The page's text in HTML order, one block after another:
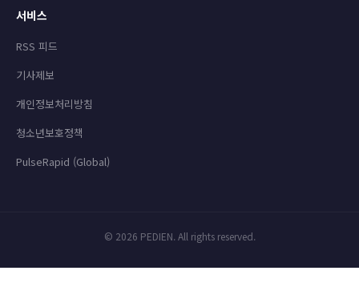
서비스
RSS 피드
기사제보
개인정보처리방침
청소년보호정책
PulseRapid (Global)
© 2026 PEDIEN. All rights reserved.